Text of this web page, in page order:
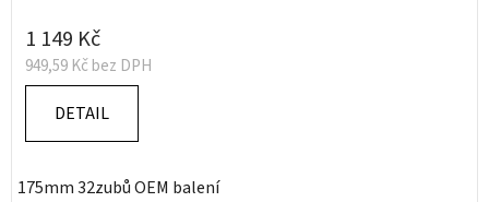
949,59 Kč bez DPH
1 149 Kč
DETAIL
175mm 32zubů OEM balení